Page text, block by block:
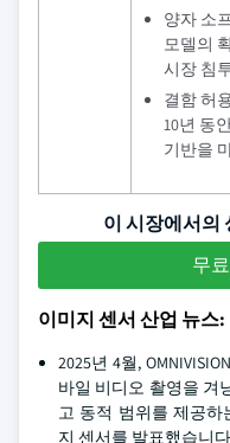
양자 소
모델의
시장 침
결함 허
10년 동
기반을
이 시장에서의
무
이미지 센서 산업 뉴스:
2025년 4월,
바일 비디오 촬영을 겨
고 동적 범위를 제공하
지 센서를 발표했습니